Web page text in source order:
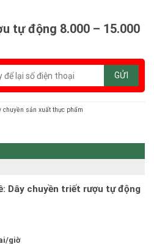
tự động 8.000 – 15.000
chuyền sản xuất thực phẩm
Dây chuyền triết rượu tự động
giờ